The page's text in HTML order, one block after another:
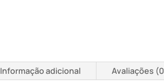
Informação adicional Avaliações